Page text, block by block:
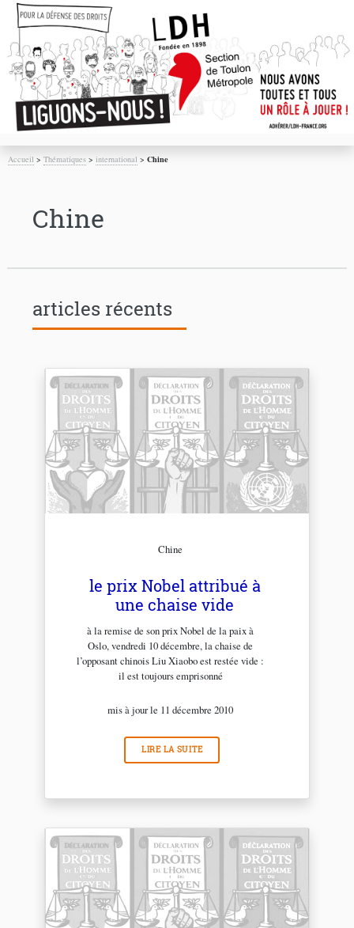
Accueil >Thématiques > international >Chine
Chine
articles récents
Chine
le prix Nobel attribué à
une chaise vide
à la remise de son prix Nobel de la paix à
Oslo, vendredi 10 décembre, la chaise de
l’opposant chinois Liu Xiaobo est restée vide :
il est toujours emprisonné
mis à jour le 11 décembre 2010
LIRE LA SUITE